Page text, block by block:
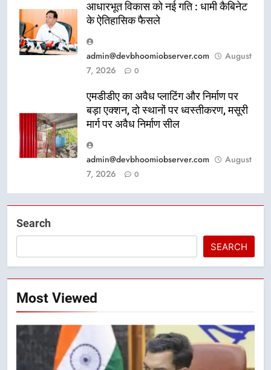
आधारभूत विकास को नई गति : धामी कैबिनेट
के ऐतिहासिक फैसले
admin@devbhoomiobserver.com
August
7, 2026
0
एमडीडीए का अवैध प्लाटिंग और निर्माण पर
बड़ा एक्शन, दो स्थानों पर ध्वस्तीकरण, मसूरी
मार्ग पर अवैध निर्माण सील
admin@devbhoomiobserver.com
August
7, 2026
0
Search
SEARCH
Most Viewed